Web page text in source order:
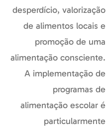
desperdício, valorização
de alimentos locais e
promoção de uma
alimentação consciente.
A implementação de
programas de
alimentação escolar é
particularmente